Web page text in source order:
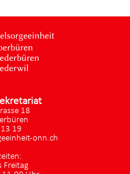
18
19
onn.ch
Freitag